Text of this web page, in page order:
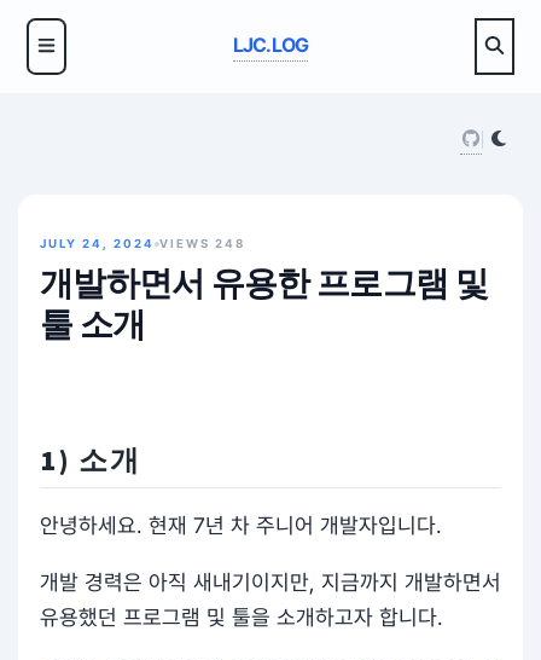
LJC.LOG
JULY 24, 2024 VIEWS 248
개발하면서 유용한 프로그램 및
툴 소개
1) 소개
안녕하세요. 현재 7년 차 주니어 개발자입니다.
개발 경력은 아직 새내기이지만, 지금까지 개발하면서
유용했던 프로그램 및 툴을 소개하고자 합니다.